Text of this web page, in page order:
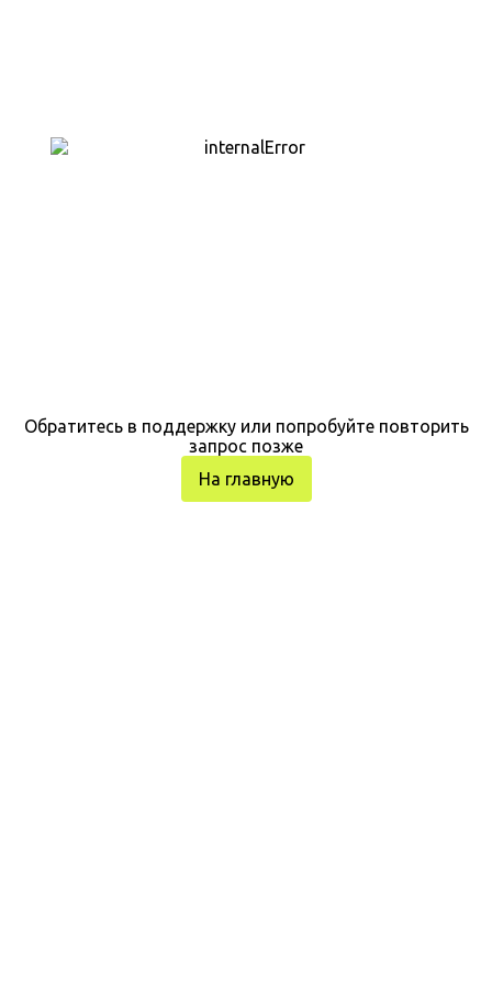
Обратитесь в поддержку или попробуйте повторить
запрос позже
На главную